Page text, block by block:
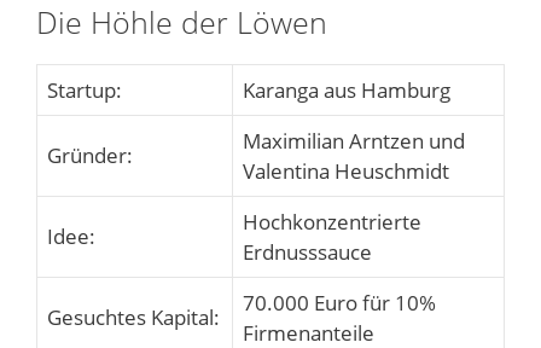
Die Höhle der Löwen
Startup: Karanga aus Hamburg
Gründer:
Maximilian Arntzen und
Valentina Heuschmidt
Idee:
Hochkonzentrierte
Erdnusssauce
Gesuchtes Kapital:
70.000 Euro für 10%
Firmenanteile